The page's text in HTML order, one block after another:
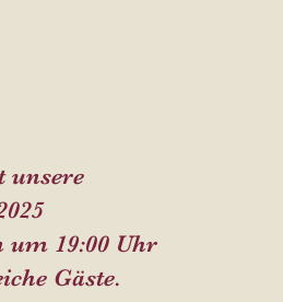
unsere
um 19:00 Uhr
Gäste.